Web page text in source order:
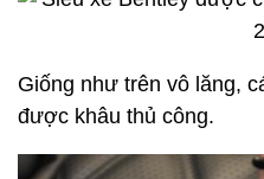
Giống như trên vô lăng,
được khâu thủ công.